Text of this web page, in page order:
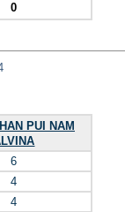
0
PUI NAM
6
4
4